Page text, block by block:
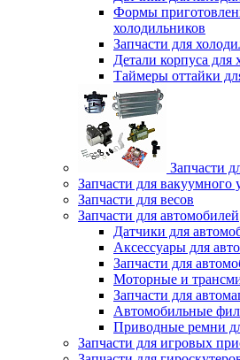
Формы
холодильников
Запчасти для
Детали корпуса для
Таймеры оттайки
Запчасти
Запчасти для вакуумного
Запчасти для весов
Запчасти для автомобилей
Датчики для
Аксессуары для
Запчасти для
Моторные и
Запчасти для
Автомобильные
Приводные ремни
Запчасти для игровых